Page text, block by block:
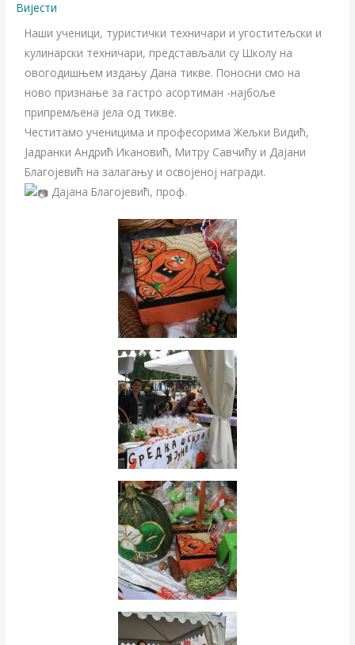
Вијести
Наши ученици, туристички техничари и угоститељски и
кулинарски техничари, представљали су Школу на
овогодишњем издању Дана тикве. Поносни смо на
ново признање за гастро асортиман -најбоље
припремљена јела од тикве.
Честитамо ученицима и професорима Жељки Видић,
Јадранки Андрић Икановић, Митру Савчићу и Дајани
Благојевић на залагању и освојеној награди.
Дајана Благојевић, проф.